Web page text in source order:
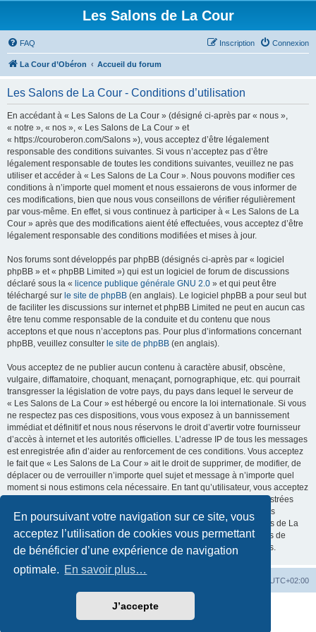
En poursuivant votre navigation sur ce site, vous
acceptez l’utilisation de cookies vous permettant
de bénéficier d’une expérience de navigation
optimale. En savoir plus…
J’accepte
Les Salons de La Cour
FAQ Connexion
Inscription
La Cour d’Obéron Accueil du forum
Les Salons de La Cour - Conditions d’utilisation
En accédant à « Les Salons de La Cour » (désigné ci-après par « nous »,
« notre », « nos », « Les Salons de La Cour » et
« https://couroberon.com/Salons »), vous acceptez d’être légalement
responsable des conditions suivantes. Si vous n’acceptez pas d’être
légalement responsable de toutes les conditions suivantes, veuillez ne pas
utiliser et accéder à « Les Salons de La Cour ». Nous pouvons modifier ces
conditions à n’importe quel moment et nous essaierons de vous informer de
ces modifications, bien que nous vous conseillons de vérifier régulièrement
par vous-même. En effet, si vous continuez à participer à « Les Salons de La
Cour » après que des modifications aient été effectuées, vous acceptez d’être
légalement responsable des conditions modifiées et mises à jour.
Nos forums sont développés par phpBB (désignés ci-après par « logiciel
phpBB » et « phpBB Limited ») qui est un logiciel de forum de discussions
déclaré sous la « licence publique générale GNU 2.0 » et qui peut être
téléchargé sur le site de phpBB (en anglais). Le logiciel phpBB a pour seul but
de faciliter les discussions sur internet et phpBB Limited ne peut en aucun cas
être tenu comme responsable de la conduite et du contenu que nous
acceptons et que nous n’acceptons pas. Pour plus d’informations concernant
phpBB, veuillez consulter le site de phpBB (en anglais).
Vous acceptez de ne publier aucun contenu à caractère abusif, obscène,
vulgaire, diffamatoire, choquant, menaçant, pornographique, etc. qui pourrait
transgresser la législation de votre pays, du pays dans lequel le serveur de
« Les Salons de La Cour » est hébergé ou encore la loi internationale. Si vous
ne respectez pas ces dispositions, vous vous exposez à un bannissement
immédiat et définitif et nous nous réservons le droit d’avertir votre fournisseur
d’accès à internet et les autorités officielles. L’adresse IP de tous les messages
est enregistrée afin d’aider au renforcement de ces conditions. Vous acceptez
le fait que « Les Salons de La Cour » ait le droit de supprimer, de modifier, de
déplacer ou de verrouiller n’importe quel sujet et message à n’importe quel
moment si nous estimons cela nécessaire. En tant qu’utilisateur, vous acceptez
que toutes les informations que vous avez renseignées soient enregistrées
dans notre base de données. Bien que ces informations ne seront pas
diffusées à une tierce partie sans votre consentement, ni « Les Salons de La
Cour », ni phpBB, ne pourront être tenus comme responsables en cas de
tentative de piratage informatique visant à compromettre vos données.
UTC+02:00
phpBB® Forum Software © phpBB Limited
©